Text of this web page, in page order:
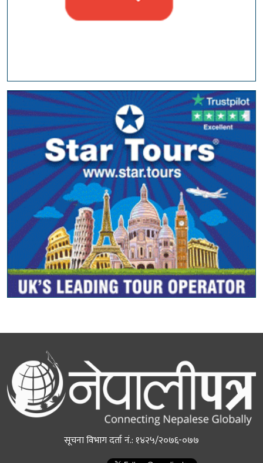
सूचना विभाग दर्ता नं.: १४२५/२०७६-०७७